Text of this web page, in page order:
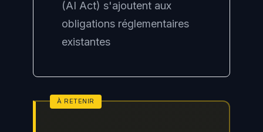
(AI Act) s'ajoutent aux
obligations réglementaires
existantes